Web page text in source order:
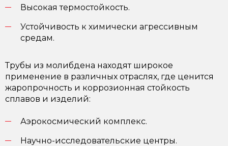
Высокая термостойкость.
Устойчивость к химически агрессивным
средам.
Трубы из молибдена находят широкое
применение в различных отраслях, где ценится
жаропрочность и коррозионная стойкость
сплавов и изделий:
Аэрокосмический комплекс.
Научно-исследовательские центры.